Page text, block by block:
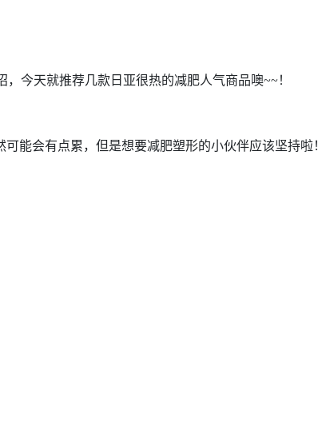
今天就推荐几款日亚很热的减肥人气商品噢~~！
能会有点累，但是想要减肥塑形的小伙伴应该坚持啦！